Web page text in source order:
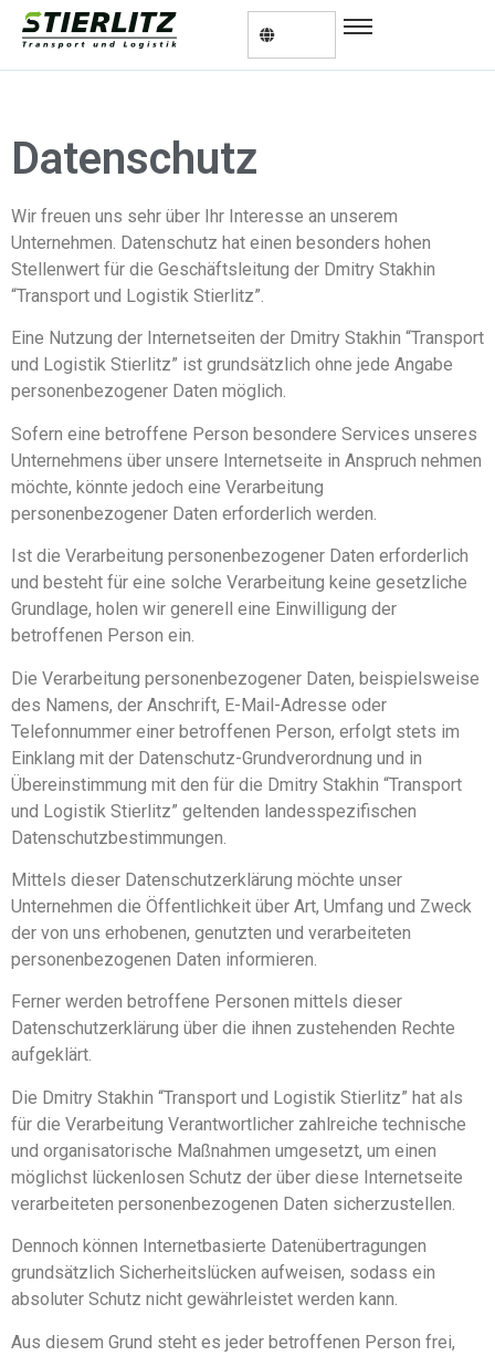
Datenschutz
Wir freuen uns sehr über Ihr Interesse an unserem
Unternehmen. Datenschutz hat einen besonders hohen
Stellenwert für die Geschäftsleitung der Dmitry Stakhin
“Transport und Logistik Stierlitz”.
Eine Nutzung der Internetseiten der Dmitry Stakhin “Transport
und Logistik Stierlitz” ist grundsätzlich ohne jede Angabe
personenbezogener Daten möglich.
Sofern eine betroffene Person besondere Services unseres
Unternehmens über unsere Internetseite in Anspruch nehmen
möchte, könnte jedoch eine Verarbeitung
personenbezogener Daten erforderlich werden.
Ist die Verarbeitung personenbezogener Daten erforderlich
und besteht für eine solche Verarbeitung keine gesetzliche
Grundlage, holen wir generell eine Einwilligung der
betroffenen Person ein.
Die Verarbeitung personenbezogener Daten, beispielsweise
des Namens, der Anschrift, E-Mail-Adresse oder
Telefonnummer einer betroffenen Person, erfolgt stets im
Einklang mit der Datenschutz-Grundverordnung und in
Übereinstimmung mit den für die Dmitry Stakhin “Transport
und Logistik Stierlitz” geltenden landesspezifischen
Datenschutzbestimmungen.
Mittels dieser Datenschutzerklärung möchte unser
Unternehmen die Öffentlichkeit über Art, Umfang und Zweck
der von uns erhobenen, genutzten und verarbeiteten
personenbezogenen Daten informieren.
Ferner werden betroffene Personen mittels dieser
Datenschutzerklärung über die ihnen zustehenden Rechte
aufgeklärt.
Die Dmitry Stakhin “Transport und Logistik Stierlitz” hat als
für die Verarbeitung Verantwortlicher zahlreiche technische
und organisatorische Maßnahmen umgesetzt, um einen
möglichst lückenlosen Schutz der über diese Internetseite
verarbeiteten personenbezogenen Daten sicherzustellen.
Dennoch können Internetbasierte Datenübertragungen
grundsätzlich Sicherheitslücken aufweisen, sodass ein
absoluter Schutz nicht gewährleistet werden kann.
Aus diesem Grund steht es jeder betroffenen Person frei,